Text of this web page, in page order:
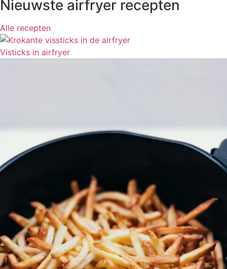
Nieuwste airfryer recepten
Alle recepten
Visticks in airfryer